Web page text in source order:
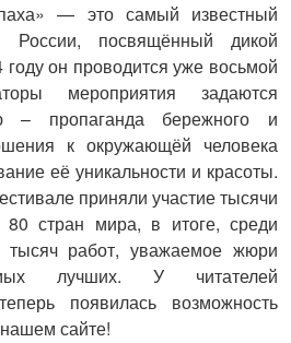
— это самый известный
России, посвящённый дикой
он проводится уже восьмой
мероприятия задаются
– пропаганда бережного и
к окружающёй человека
её уникальности и красоты.
приняли участие тысячи
стран мира, в итоге, среди
тысяч работ, уважаемое жюри
лучших. У читателей
появилась возможность
сайте!